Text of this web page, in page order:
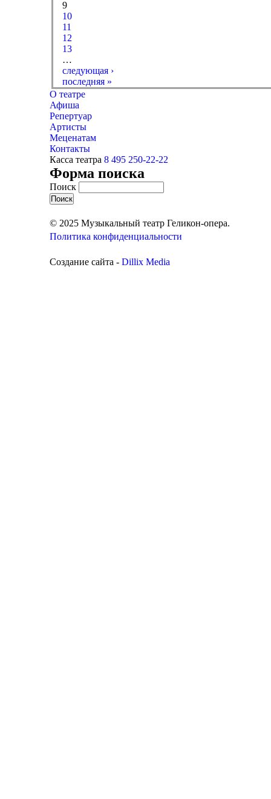
9
10
11
12
13
…
следующая ›
последняя »
О театре
Афиша
Репертуар
Артисты
Меценатам
Контакты
Касса театра 8 495 250-22-22
Форма поиска
Поиск
© 2025 Музыкальный театр Геликон-опера.
Политика конфиденциальности
Создание сайта - Dillix Media